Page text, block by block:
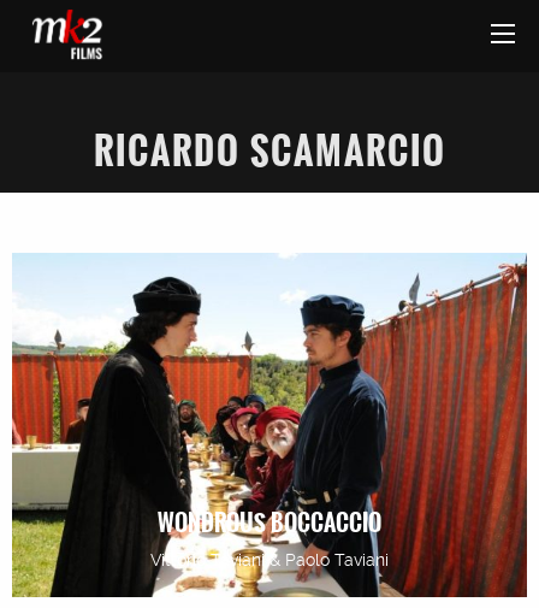
RICARDO SCAMARCIO
WONDROUS BOCCACCIO
Vittorio Taviani & Paolo Taviani